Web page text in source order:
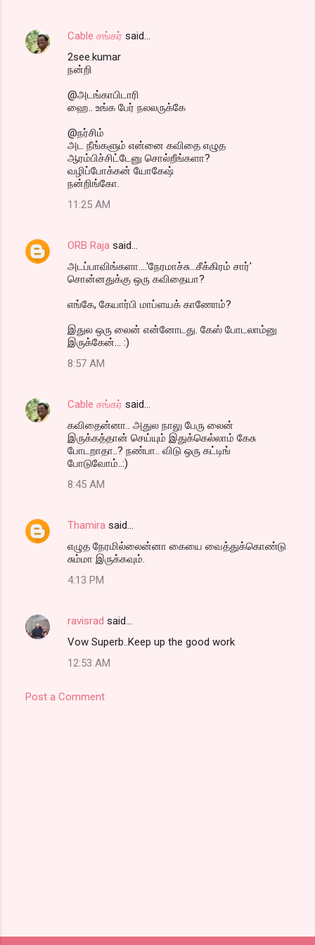
Cable சங்கர் said…
2see.kumar
நன்றி
@அடங்காபிடாரி
ஹை.. உங்க பேர் நலலருக்கே
@நர்சிம்
அட நீங்களும் என்னை கவிதை எழுத
ஆரம்பிச்சிட்டேனு சொல்றீங்களா?
வழிப்போக்கன் யோகேஷ்
நன்றிங்கோ.
11:25 AM
ORB Raja said…
அடப்பாவிங்களா....'நேரமாச்சு...சீக்கிரம் சார்'
சொன்னதுக்கு ஒரு கவிதையா?
எங்கே, கேயார்பி மாப்ளயக் காணோம்?
இதுல ஒரு லைன் என்னோடது. கேஸ் போடலாம்னு
இருக்கேன்... :)
8:57 AM
Cable சங்கர் said…
கவிதைன்னா.. அதுல நாலு பேரு லைன்
இருக்கத்தான் செய்யும் இதுக்கெல்லாம் கேசு
போடறாதா..? நண்பா.. விடு ஒரு கட்டிங்
போடுவோம்..:)
8:45 AM
Thamira said…
எழுத நேரமில்லைன்னா கையை வைத்துக்கொண்டு
சும்மா இருக்கவும்.
4:13 PM
ravisrad said…
Vow Superb..Keep up the good work
12:53 AM
Post a Comment